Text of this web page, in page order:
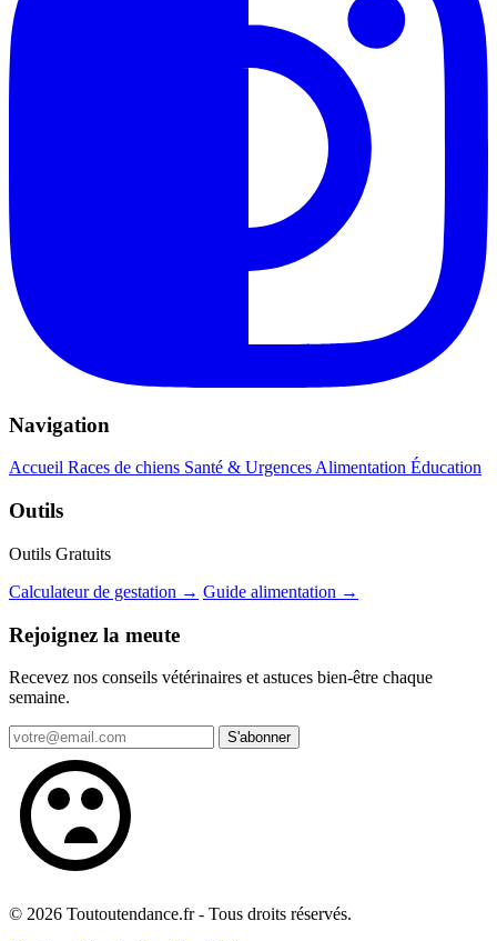
Navigation
Accueil Races de chiens Santé & Urgences Alimentation Éducation
Outils
Outils Gratuits
Calculateur de gestation → Guide alimentation →
Rejoignez la meute
Recevez nos conseils vétérinaires et astuces bien-être chaque
semaine.
S'abonner
© 2026 Toutoutendance.fr - Tous droits réservés.